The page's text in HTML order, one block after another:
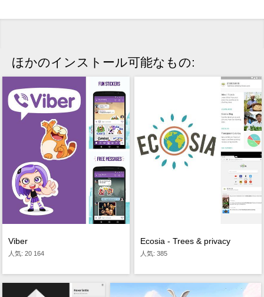
ほかのインストール可能なもの:
Viber
人気: 20 164
Ecosia - Trees & privacy
人気: 385